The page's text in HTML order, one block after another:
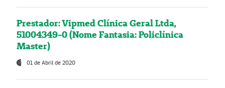
Prestador: Vipmed Clínica Geral Ltda,
51004349-0 (Nome Fantasia: Policlínica
Master)
01 de Abril de 2020